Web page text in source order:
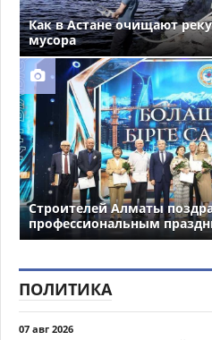
Как в Астане очищают
мусора
Строителей Алматы
профессиональным
ПОЛИТИКА
07 авг 2026